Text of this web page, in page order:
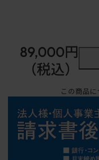
89,000円
（税込）
この商品